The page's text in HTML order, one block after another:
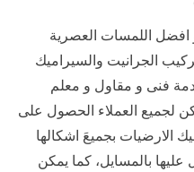
افضل اللمسات العصرية
الجرانيت والسيراميك
فنى و مقاول و معلم
لجميع العملاء الحصول على
الارضيات بجميعَ اشكالها
عليها بالمسايل، كما يمكن